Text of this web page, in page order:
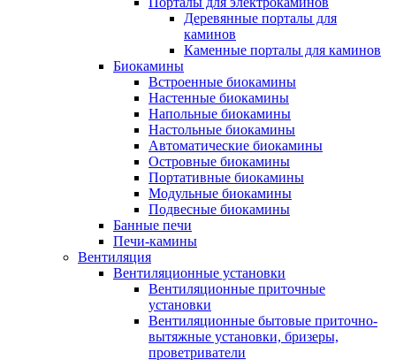
Деревянные порталы для
каминов
Каменные порталы для каминов
Биокамины
Встроенные биокамины
Настенные биокамины
Напольные биокамины
Настольные биокамины
Автоматические биокамины
Островные биокамины
Портативные биокамины
Модульные биокамины
Подвесные биокамины
Банные печи
Печи-камины
Вентиляция
Вентиляционные установки
Вентиляционные приточные
установки
Вентиляционные бытовые приточно-
вытяжные установки, бризеры,
проветриватели